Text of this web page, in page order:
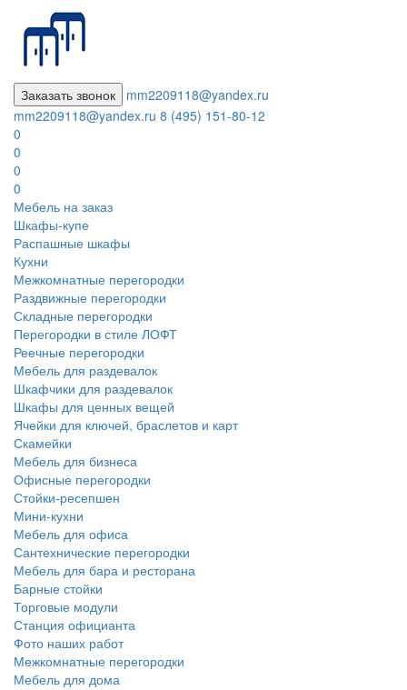
Заказать звонок
mm2209118@yandex.ru
mm2209118@yandex.ru 8 (495) 151-80-12
0
0
0
0
Мебель на заказ
Шкафы-купе
Распашные шкафы
Кухни
Межкомнатные перегородки
Раздвижные перегородки
Складные перегородки
Перегородки в стиле ЛОФТ
Реечные перегородки
Мебель для раздевалок
Шкафчики для раздевалок
Шкафы для ценных вещей
Ячейки для ключей, браслетов и карт
Скамейки
Мебель для бизнеса
Офисные перегородки
Стойки-ресепшен
Мини-кухни
Мебель для офиса
Сантехнические перегородки
Мебель для бара и ресторана
Барные стойки
Торговые модули
Станция официанта
Фото наших работ
Межкомнатные перегородки
Мебель для дома